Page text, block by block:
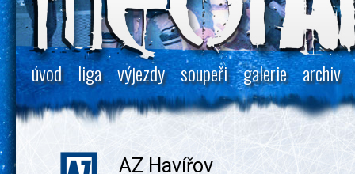
úvod liga výjezdy soupeři galerie archiv
AZ Havířov